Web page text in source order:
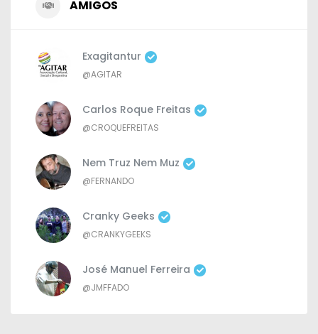
AMIGOS
Exagitantur
@AGITAR
Carlos Roque Freitas
@CROQUEFREITAS
Nem Truz Nem Muz
@FERNANDO
Cranky Geeks
@CRANKYGEEKS
José Manuel Ferreira
@JMFFADO